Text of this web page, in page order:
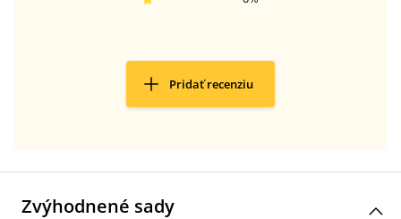
Pridať recenziu
Zvýhodnené sady